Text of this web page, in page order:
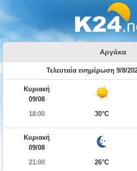
Αργάκα
Τελευταία ενημέρωση 9/8/
Κυριακή
09/08
18:00
30°C
Κυριακή
09/08
21:00
26°C